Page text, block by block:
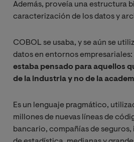
Además, proveía una estructura
caracterización de los datos y
COBOL se usaba, y se aún se
datos en entornos
estaba pensado para aquellos
de la industria y no de la
Es un lenguaje pragmático,
millones de nuevas líneas de
bancario, compañías de